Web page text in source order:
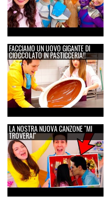
FACCIAMO UN UOVO GIGANTE DI
CIOCCOLATO IN PASTICCERIA!!
LA NOSTRA NUOVA CANZONE "MI
TROVERAI"